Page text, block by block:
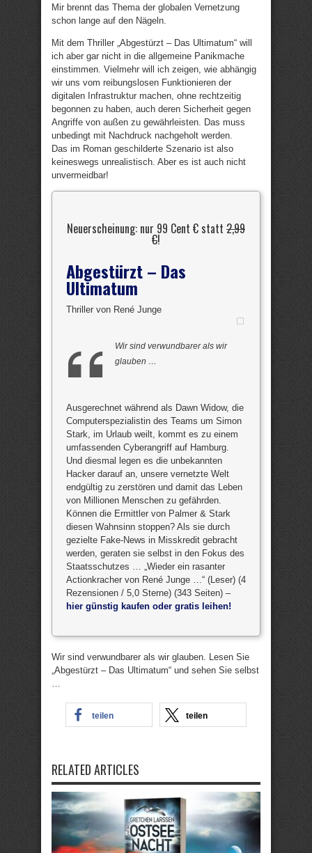
Mir brennt das Thema der globalen Vernetzung
schon lange auf den Nägeln.
Mit dem Thriller „Abgestürzt – Das Ultimatum“ will
ich aber gar nicht in die allgemeine Panikmache
einstimmen. Vielmehr will ich zeigen, wie abhängig
wir uns vom reibungslosen Funktionieren der
digitalen Infrastruktur machen, ohne rechtzeitig
begonnen zu haben, auch deren Sicherheit gegen
Angriffe von außen zu gewährleisten. Das muss
unbedingt mit Nachdruck nachgeholt werden.
Das im Roman geschilderte Szenario ist also
keineswegs unrealistisch. Aber es ist auch nicht
unvermeidbar!
Neuerscheinung: nur 99 Cent € statt 2,99
€!
Abgestürzt – Das
Ultimatum
Thriller von René Junge
Wir sind verwundbarer als wir
glauben …
Ausgerechnet während als Dawn Widow, die
Computerspezialistin des Teams um Simon
Stark, im Urlaub weilt, kommt es zu einem
umfassenden Cyberangriff auf Hamburg.
Und diesmal legen es die unbekannten
Hacker darauf an, unsere vernetzte Welt
endgültig zu zerstören und damit das Leben
von Millionen Menschen zu gefährden.
Können die Ermittler von Palmer & Stark
diesen Wahnsinn stoppen? Als sie durch
gezielte Fake-News in Misskredit gebracht
werden, geraten sie selbst in den Fokus des
Staatsschutzes … „Wieder ein rasanter
Actionkracher von René Junge …“ (Leser) (4
Rezensionen / 5,0 Sterne) (343 Seiten) –
hier günstig kaufen oder gratis leihen!
Wir sind verwundbarer als wir glauben. Lesen Sie
„Abgestürzt – Das Ultimatum“ und sehen Sie selbst
teilen teilen
RELATED ARTICLES